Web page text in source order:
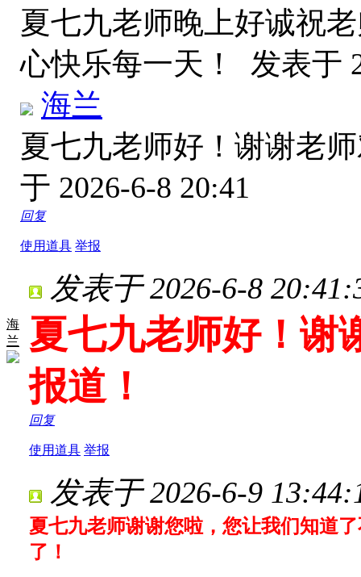
夏七九老师晚上好诚祝
心快乐每一天！ 发表于
海兰
夏七九老师好！谢谢老
于 2026-6-8 20:41
回复
使用道具 举报
海
兰
发表于 2026-6-8
夏七九老师好！谢
报道！
回复
使用道具 举报
发表于 2026-6-9
夏七九老师谢谢您啦，您让我们知道
了！